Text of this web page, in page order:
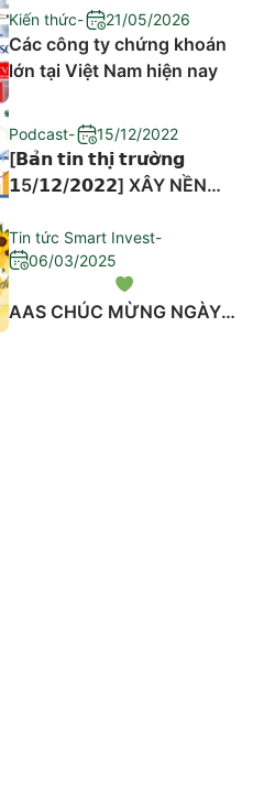
Kiến thức- 21/05/2026
Các công ty chứng khoán
lớn tại Việt Nam hiện nay
Podcast- 15/12/2022
[𝗕𝗮̉𝗻 𝘁𝗶𝗻 𝘁𝗵𝗶̣ 𝘁𝗿𝘂̛𝗼̛̀𝗻𝗴
𝟭5/𝟭𝟮/𝟮𝟬𝟮𝟮] XÂY NỀN
THÁNG 4/2020 CÓ LẶP
LẠI?
Tin tức Smart Invest-
06/03/2025
AAS CHÚC MỪNG NGÀY